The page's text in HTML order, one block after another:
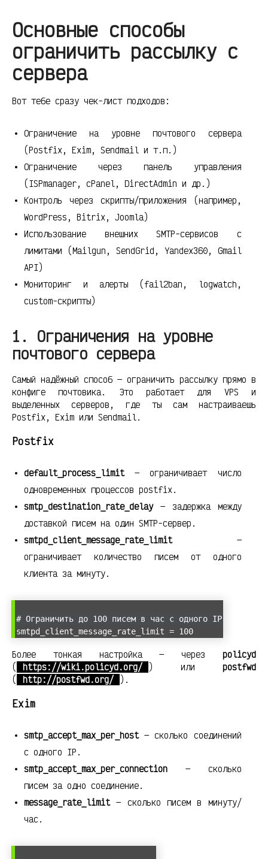
Основные способы
ограничить рассылку с
сервера
Вот тебе сразу чек-лист подходов:
Ограничение на уровне почтового сервера
(Postfix, Exim, Sendmail и т.п.)
Ограничение через панель управления
(ISPmanager, cPanel, DirectAdmin и др.)
Контроль через скрипты/приложения (например,
WordPress, Bitrix, Joomla)
Использование внешних SMTP-сервисов с
лимитами (Mailgun, SendGrid, Yandex360, Gmail
API)
Мониторинг и алерты (fail2ban, logwatch,
custom-скрипты)
1. Ограничения на уровне
почтового сервера
Самый надёжный способ — ограничить рассылку прямо в
конфиге почтовика. Это работает для VPS и
выделенных серверов, где ты сам настраиваешь
Postfix, Exim или Sendmail.
Postfix
default_process_limit— ограничивает число
одновременных процессов postfix.
smtp_destination_rate_delay— задержка между
доставкой писем на один SMTP-сервер.
smtpd_client_message_rate_limit—
ограничивает количество писем от одного
клиента за минуту.
# Ограничить до 100 писем в час с одного IP
smtpd_client_message_rate_limit = 100
Более тонкая настройка — через policyd
(
https://wiki.policyd.org/ ) или postfwd
(
http://postfwd.org/ ).
Exim
smtp_accept_max_per_host— сколько соединений
с одного IP.
smtp_accept_max_per_connection — сколько
писем за одно соединение.
message_rate_limit— сколько писем в минуту/
час.